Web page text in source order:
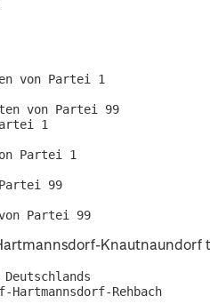
von Partei 1
von Partei 99
1
Partei 1
99
Knautnaundorf
Rehbach